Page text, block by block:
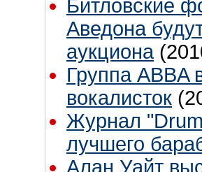
Битловские
Аведона
аукциона
Группа ABBA
вокалисток
Журнал
лучшего
Алан Уайт